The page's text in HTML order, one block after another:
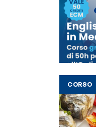
CORSO